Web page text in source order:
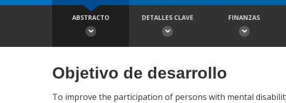
ABSTRACTO DETALLES CLAVE FINANZAS
Objetivo de desarrollo
To improve the participation of persons with mental